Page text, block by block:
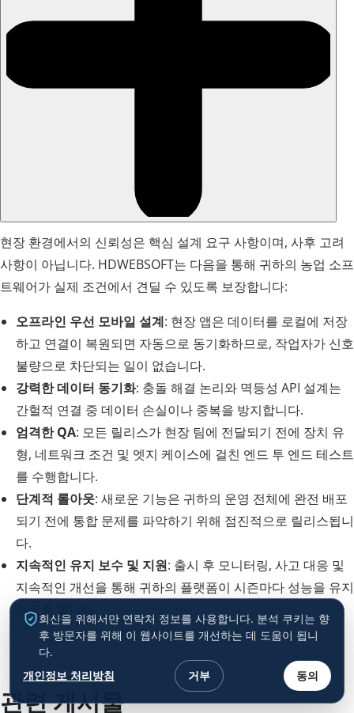
현장 환경에서의 신뢰성은 핵심 설계 요구 사항이며, 사후 고려
사항이 아닙니다. HDWEBSOFT는 다음을 통해 귀하의 농업 소프
트웨어가 실제 조건에서 견딜 수 있도록 보장합니다:
오프라인 우선 모바일 설계: 현장 앱은 데이터를 로컬에 저장
하고 연결이 복원되면 자동으로 동기화하므로, 작업자가 신호
불량으로 차단되는 일이 없습니다.
강력한 데이터 동기화: 충돌 해결 논리와 멱등성 API 설계는
간헐적 연결 중 데이터 손실이나 중복을 방지합니다.
엄격한 QA: 모든 릴리스가 현장 팀에 전달되기 전에 장치 유
형, 네트워크 조건 및 엣지 케이스에 걸친 엔드 투 엔드 테스트
를 수행합니다.
단계적 롤아웃: 새로운 기능은 귀하의 운영 전체에 완전 배포
되기 전에 통합 문제를 파악하기 위해 점진적으로 릴리스됩니
다.
지속적인 유지 보수 및 지원: 출시 후 모니터링, 사고 대응 및
지속적인 개선을 통해 귀하의 플랫폼이 시즌마다 성능을 유지
하도록 합니다.
관련 게시물
회신을 위해서만 연락처 정보를 사용합니다. 분석 쿠키는 향
후 방문자를 위해 이 웹사이트를 개선하는 데 도움이 됩니
다.
개인정보 처리방침
거부 동의